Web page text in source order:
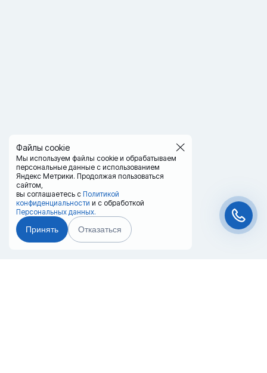
Файлы cookie
Мы используем файлы cookie и обрабатываем
персональные данные с использованием
Яндекс Метрики. Продолжая пользоваться
сайтом,
вы соглашаетесь с Политикой
конфиденциальности и с обработкой
Персональных данных.
Принять Отказаться